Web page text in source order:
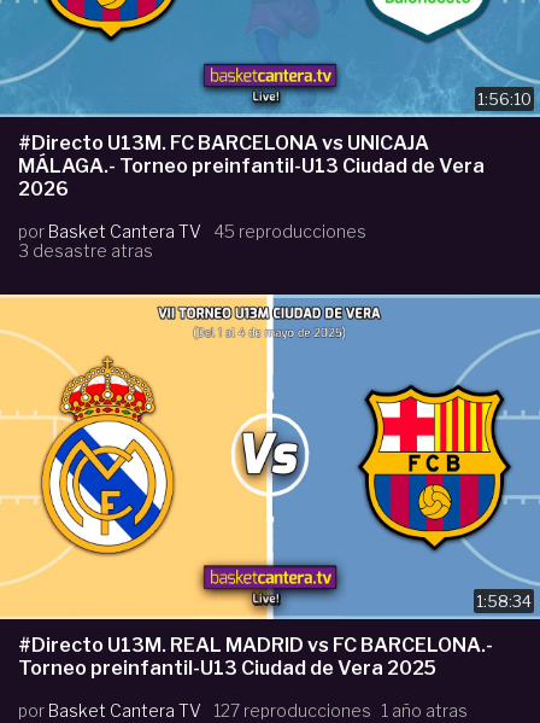
1:56:10
#Directo U13M. FC BARCELONA vs UNICAJA
MÁLAGA.- Torneo preinfantil-U13 Ciudad de Vera
2026
por Basket Cantera TV
45 reproducciones
3 desastre atras
1:58:34
#Directo U13M. REAL MADRID vs FC BARCELONA.-
Torneo preinfantil-U13 Ciudad de Vera 2025
por Basket Cantera TV 127 reproducciones 1 año atras